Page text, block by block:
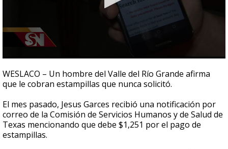
seconds
of
3
6
seconds
WESLACO – Un hombre del Valle del Río Grande afirma
que le cobran estampillas que nunca solicitó.
El mes pasado, Jesus Garces recibió una notificación por
correo de la Comisión de Servicios Humanos y de Salud de
Texas mencionando que debe $1,251 por el pago de
estampillas.